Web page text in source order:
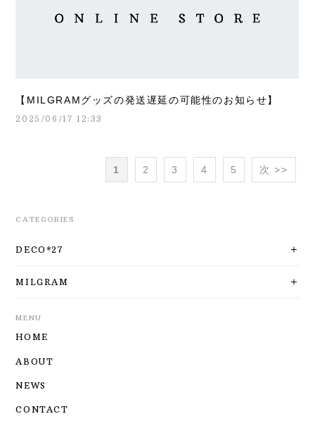
【MILGRAMグッズの発送遅延の可能性のお知らせ】
2025/06/17 12:33
1 2 3 4 5 次 >>
CATEGORIES
DECO*27
MILGRAM
MENU
HOME
ABOUT
NEWS
CONTACT